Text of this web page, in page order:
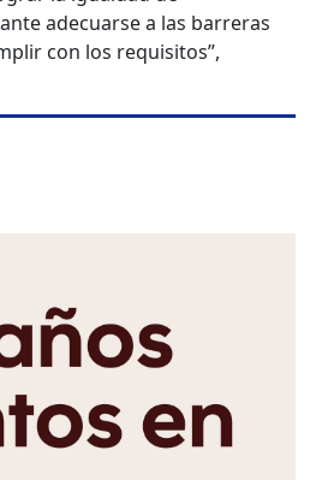
adecuarse a las barreras
con los requisitos”,